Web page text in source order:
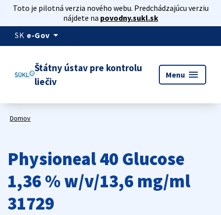
Toto je pilotná verzia nového webu. Predchádzajúcu verziu
nájdete na povodny.sukl.sk
SK e-Gov arrow_drop_down
Štátny ústav pre kontrolu
liečiv
Menu menu
Domov
Physioneal 40 Glucose
1,36 % w/v/13,6 mg/ml
31729